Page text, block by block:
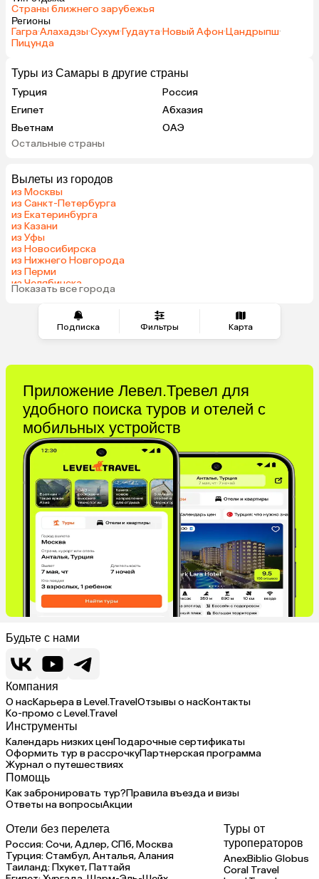
Подписка Фильтры Карта
Страны ближнего зарубежья
Регионы
Гагра·Алахадзы·Сухум·Гудаута·Новый Афон·Цандрыпш·
Пицунда
Туры из Самары в другие страны
Турция
Россия
Египет
Абхазия
Вьетнам
ОАЭ
Мальдивы
Остальные страны
Вылеты из городов
из Москвы
из Санкт-Петербурга
из Екатеринбурга
из Казани
из Уфы
из Новосибирска
из Нижнего Новгорода
из Перми
из Челябинска
из Омска
Показать все города
Приложение Левел.Тревел для
удобного поиска туров и отелей с
мобильных устройств
Будьте с нами
Компания
О насКарьера в Level.TravelОтзывы о насКонтакты
Ко-промо с Level.Travel
Инструменты
Календарь низких ценПодарочные сертификаты
Оформить тур в рассрочкуПартнерская программа
Журнал о путешествиях
Помощь
Как забронировать тур?Правила въезда и визы
Ответы на вопросыАкции
Отели без перелета
Россия:Сочи,Адлер,СПб,Москва
Турция:Стамбул,Анталья,Алания
Таиланд:Пхукет,Паттайя
Туры от
туроператоров
AnexBiblio Globus
Coral Travel